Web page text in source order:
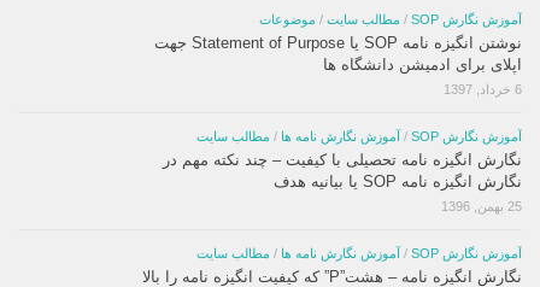
آموزش نگارش SOP / مطالب سایت / موضوعات
نوشتن انگیزه نامه SOP یا Statement of Purpose جهت
اپلای برای ادمیشن دانشگاه ها
6 خرداد, 1397
آموزش نگارش SOP / آموزش نگارش نامه ها / مطالب سایت
نگارش انگیزه نامه تحصیلی با کیفیت – چند نکته مهم در
نگارش انگیزه نامه SOP یا بیانیه هدف
25 بهمن, 1396
آموزش نگارش SOP / آموزش نگارش نامه ها / مطالب سایت
نگارش انگیزه نامه – هشت”P” که کیفیت انگیزه نامه را بالا